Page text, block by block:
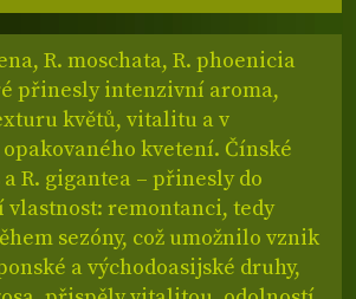
R. moschata, R. phoenicia
přinesly intenzivní aroma,
květů, vitalitu a v
kvetení. Čínské
R. gigantea – přinesly do
vlastnost: remontanci, tedy
sezóny, což umožnilo vznik
a východoasijské druhy,